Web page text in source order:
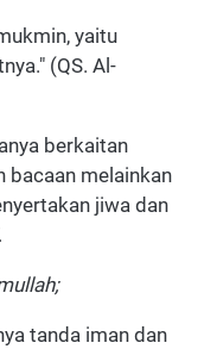
yaitu
(QS. Al-
berkaitan
bacaan melainkan
jiwa dan
tanda iman dan